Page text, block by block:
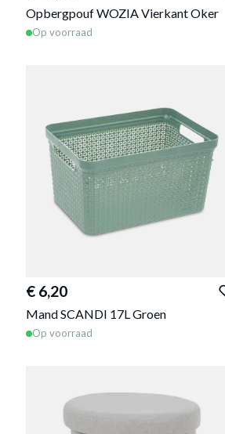
Opbergpouf WOZIA Vierkant Oker
Op voorraad
€ 6,20
Mand SCANDI 17L Groen
Op voorraad